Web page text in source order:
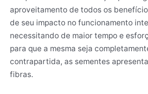
aproveitamento de todos os
de seu impacto no funcionamento
necessitando de maior tempo e
para que a mesma seja
contrapartida, as sementes
fibras.